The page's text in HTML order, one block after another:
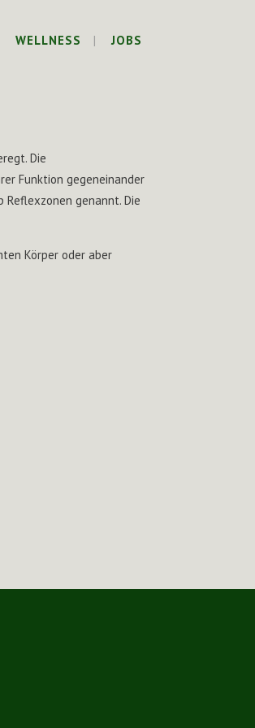
WELLNESS JOBS
Die
Funktion gegeneinander
genannt. Die
Körper oder aber